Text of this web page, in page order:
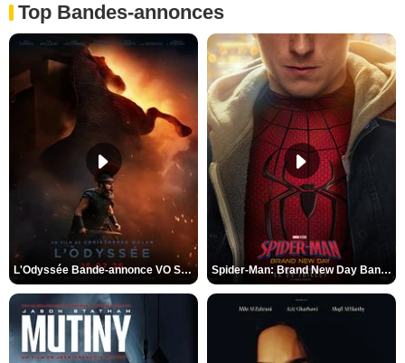
Top Bandes-annonces
L'Odyssée Bande-annonce VO STFR Spider-Man: Brand New Day Bande-annonce VO STFR